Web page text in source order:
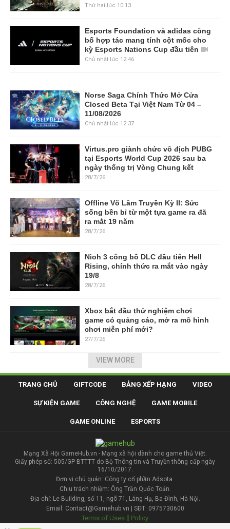
Thứ hai lúc 10:13
Esports Foundation và adidas công
bố hợp tác mang tính cột mốc cho
kỳ Esports Nations Cup đầu tiên
Chủ nhật lúc 12:46
Norse Saga Chính Thức Mở Cửa
Closed Beta Tại Việt Nam Từ 04 –
11/08/2026
Chủ nhật lúc 12:37
Virtus.pro giành chức vô địch PUBG
tại Esports World Cup 2026 sau ba
ngày thống trị Vòng Chung kết
28/7/26
Offline Võ Lâm Truyền Kỳ II: Sức
sống bền bỉ từ một tựa game ra đã
ra mắt 19 năm
28/7/26
Nioh 3 công bố DLC đầu tiên Hell
Rising, chính thức ra mắt vào ngày
19/8
28/7/26
Xbox bắt đầu thử nghiệm chơi
game có quảng cáo, mở ra mô hình
chơi miễn phí mới?
27/7/26
VIEW MORE
TRANG CHỦ GIFTCODE BẢNG XẾP HẠNG VIDEO
SỰ KIỆN GAME CÔNG NGHỆ GAME MOBILE
GAME ONLINE ESPORTS
Mạng Xã Hội GameHub.vn - Mạng xã hội dành cho game thủ Việt.
Giấy phép số: 505/GP-BTTTT do Bộ Thông tin và Truyền thông cấp ngày
16/10/2017.
Đơn vị chủ quản: Công ty cổ phần Adsota.
Chịu trách nhiệm: Ông Trần Quốc Toản.
Địa chỉ: Le Building, số 11, ngõ 71, Láng Hạ, Ba Đình, Hà Nội.
Email: Contact@Gamehub.vn | SĐT: 0975730600
Terms of Uses | Policy